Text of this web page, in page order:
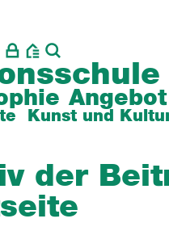
Angebot
Kunst und
der